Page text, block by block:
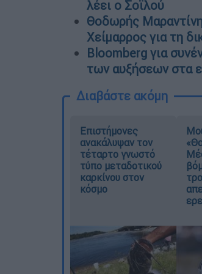
λέει ο Σοϊλού
Θοδωρής
Χείμαρρος για τη
Bloomberg για
των αυξήσεων στα
Διαβάστε ακόμη
Επιστήμονες
ανακάλυψαν τον
τέταρτο γνωστό
τύπο μεταδοτικού
καρκίνου στον
κόσμο